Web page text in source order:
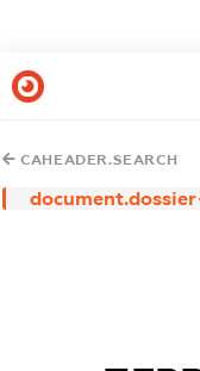
CAHEADER.SEARCH
document.dossier